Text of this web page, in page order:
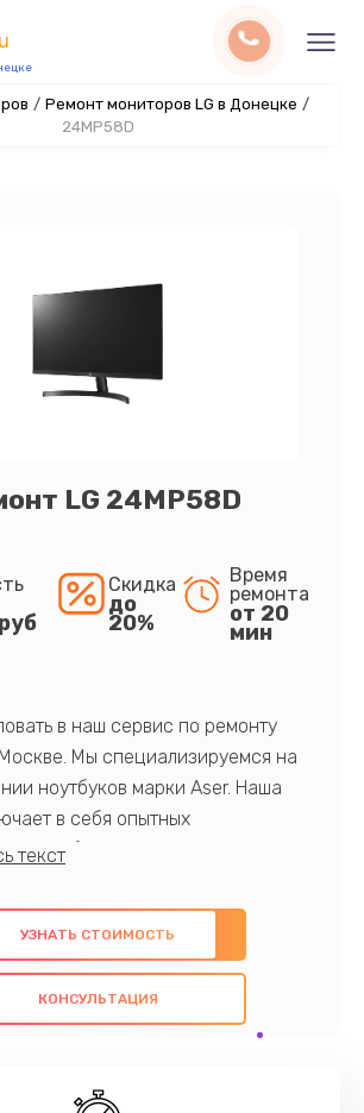
/ Ремонт мониторов LG в Донецке /
24MP58D
LG 24MP58D
Скидка
до
20%
Время
ремонта
от 20
мин
в наш сервис по ремонту
Мы специализируемся на
ноутбуков марки Aser. Наша
в себя опытных
с обширными знаниями и
и качественный ремонт с
оригинальных компонентов, а
качество всех
работ. Наша цель - предоставить
Не медлите записаться на
УЗНАТЬ СТОИМОСТЬ
КОНСУЛЬТАЦИЯ